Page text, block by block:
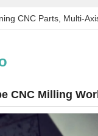
CNC Parts Multi-
CNC Milling